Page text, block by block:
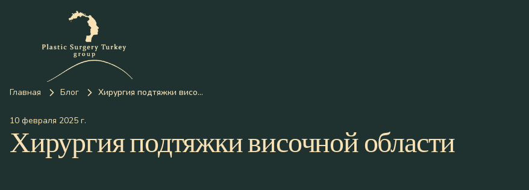
Главная Блог Хирургия подтяжки височной области
10 февраля 2025 г.
Хирургия подтяжки височной области